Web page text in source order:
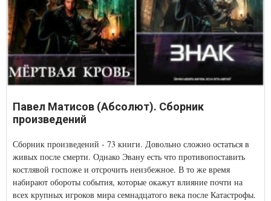
Павел Матисов (Абсолют). Сборник
произведений
Сборник произведений - 73 книги. Довольно сложно остаться в
живых после смерти. Однако Эвану есть что противопоставить
костлявой госпоже и отсрочить неизбежное. В то же время
набирают обороты события, которые окажут влияние почти на
всех крупных игроков мира семнадцатого века после Катастрофы.